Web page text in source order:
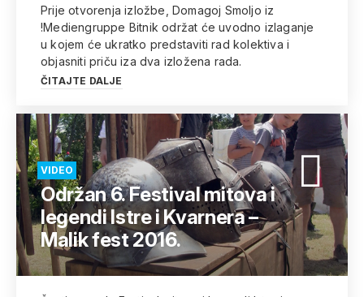
Prije otvorenja izložbe, Domagoj Smoljo iz
!Mediengruppe Bitnik održat će uvodno izlaganje
u kojem će ukratko predstaviti rad kolektiva i
objasniti priču iza dva izložena rada.
ČITAJTE DALJE
VIDEO
Održan 6. Festival mitova i
legendi Istre i Kvarnera –
Malik fest 2016.